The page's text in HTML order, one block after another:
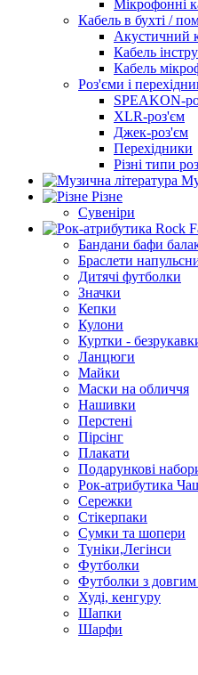
Мікрофонні
Кабель в бухті /
Акустичний
Кабель
Кабель
Роз'єми і
SPEAKON-
XLR-роз'єм
Джек-роз'єм
Перехідники
Різні типи
Різне
Сувеніри
Бандани бафи
Браслети
Дитячі футболки
Значки
Кепки
Кулони
Куртки -
Ланцюги
Майки
Маски на обличчя
Нашивки
Перстені
Пірсінг
Плакати
Подарункові
Рок-атрибутика
Сережки
Стікерпаки
Сумки та шопери
Туніки,Легінси
Футболки
Футболки з
Худі, кенгуру
Шапки
Шарфи